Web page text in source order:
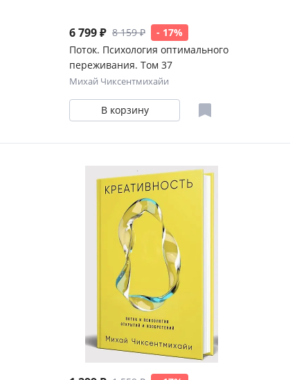
6 799 ₽ 8 159 ₽
- 17%
Поток. Психология оптимального
переживания. Том 37
Михай Чиксентмихайи
В корзину